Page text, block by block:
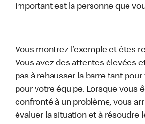
important est la personne que
Vous montrez l’exemple et êtes
Vous avez des attentes élevées
pas à rehausser la barre tant pour
pour votre équipe. Lorsque vous
confronté à un problème, vous
évaluer la situation et à résoudre